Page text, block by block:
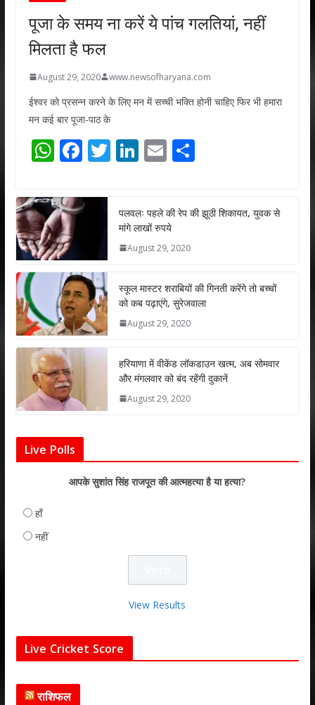
पूजा के समय ना करें ये पांच गलतियां, नहीं
मिलता है फल
August 29, 2020 www.newsofharyana.com
ईश्वर को प्रसन्न करने के लिए मन में सच्ची भक्ति होनी चाहिए फिर भी हमारा
मन कई बार पूजा-पाठ के
W
at
s
A
p
p
F
e
b
o
k
T
er
Li
e
dI
n
E
l
S
e
पलवलः पहले की रेप की झूठी शिकायत, युवक से
मांगे लाखों रुपये
August 29, 2020
स्कूल मास्टर शराबियों की गिनती करेंगे तो बच्चों
को कब पढ़ाएंगे, सुरेजवाला
August 29, 2020
हरियाणा में वीकेंड लॉकडाउन खत्म, अब सोमवार
और मंगलवार को बंद रहेंगी दुकानें
August 29, 2020
Live Polls
आपके सुशांत सिंह राजपूत की आत्महत्या है या हत्या?
हाँ
नहीं
View Results
Live Cricket Score
राशिफल